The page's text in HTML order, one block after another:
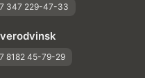
347 229-47-33
8182 45-79-29